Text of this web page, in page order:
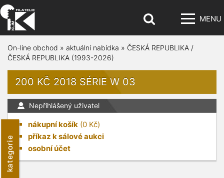
MENU
kategorie
On-line obchod » aktuální nabídka » ČESKÁ REPUBLIKA /
ČESKÁ REPUBLIKA (1993-2026)
200 KČ 2018 SÉRIE W 03
Nepřihlášený uživatel
nákupní košík (0 Kč)
příkaz k sálové aukci
osobní účet